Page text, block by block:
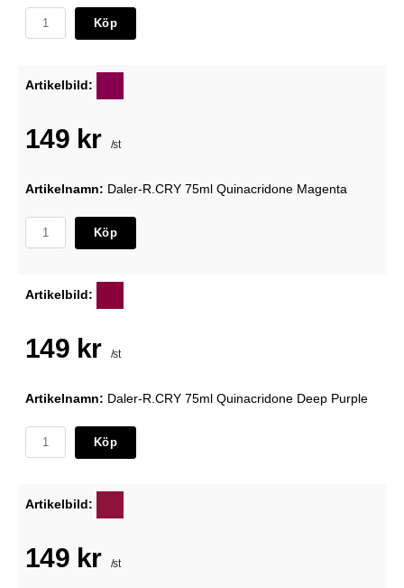
Köp
Artikelbild:
149 kr /st
Artikelnamn: Daler-R.CRY 75ml Quinacridone Magenta
Köp
Artikelbild:
149 kr /st
Artikelnamn: Daler-R.CRY 75ml Quinacridone Deep Purple
Köp
Artikelbild:
149 kr /st